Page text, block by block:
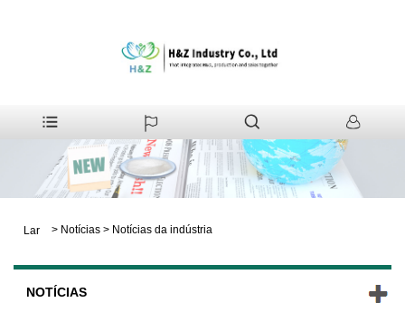
Lar > Notícias > Notícias da indústria
NOTÍCIAS